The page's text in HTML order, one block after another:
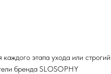
этапа ухода или строгий
бренда SLOSOPHY